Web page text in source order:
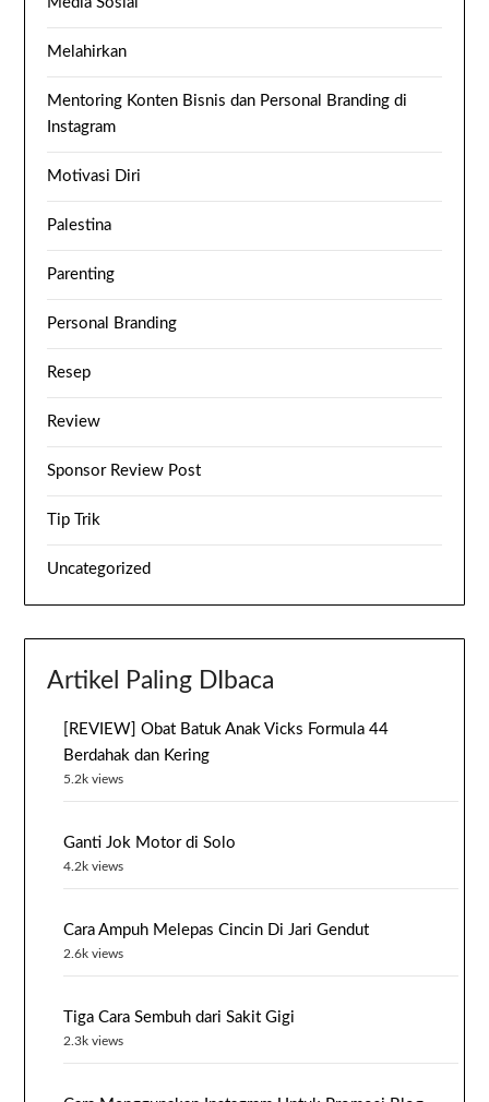
Melahirkan
Mentoring Konten Bisnis dan Personal Branding di
Instagram
Motivasi Diri
Palestina
Parenting
Personal Branding
Resep
Review
Sponsor Review Post
Tip Trik
Uncategorized
Artikel Paling DIbaca
[REVIEW] Obat Batuk Anak Vicks Formula 44
Berdahak dan Kering
5.2k views
Ganti Jok Motor di Solo
4.2k views
Cara Ampuh Melepas Cincin Di Jari Gendut
2.6k views
Tiga Cara Sembuh dari Sakit Gigi
2.3k views